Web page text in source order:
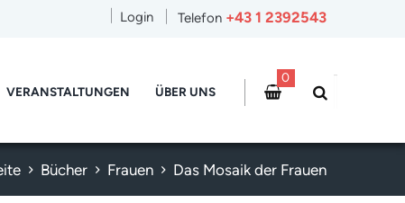
Telefon +43 1 2392543
Login
VERANSTALTUNGEN ÜBER UNS
0
Bücher Frauen Das Mosaik der Frauen